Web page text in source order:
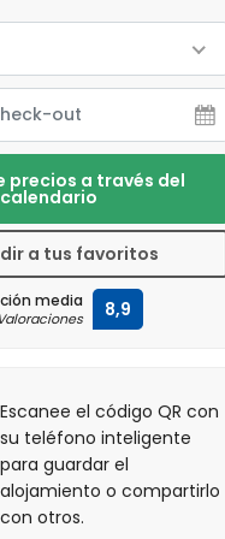
precios a través del
calendario
a tus favoritos
media 8,9
Escanee el código QR con
su teléfono inteligente
para guardar el
alojamiento o compartirlo
con otros.